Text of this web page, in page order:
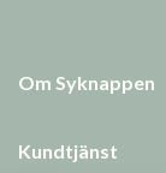
Om Syknappen
Kundtjänst